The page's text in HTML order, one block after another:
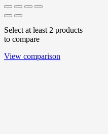
Select at least 2 products
to compare
View comparison